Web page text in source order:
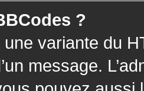
?
variante du
message.